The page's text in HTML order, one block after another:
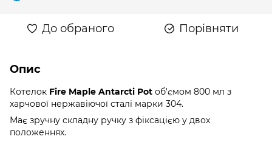
До обраного Порівняти
Опис
Котелок Fire Maple Antarcti Pot об'ємом 800 мл з
харчової нержавіючої сталі марки 304.
Має зручну складну ручку з фіксацією у двох
положеннях.